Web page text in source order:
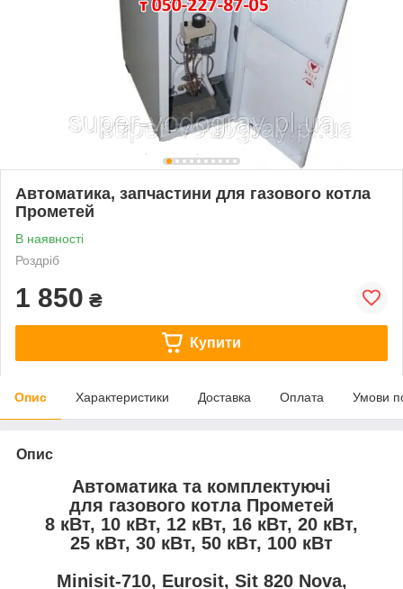
Автоматика, запчастини для газового котла
Прометей
В наявності
Роздріб
1 850 ₴
Купити
Опис Характеристики Доставка Оплата Умови
Опис
Автоматика та комплектуючі
для газового котла Прометей
8 кВт, 10 кВт, 12 кВт, 16 кВт, 20 кВт,
25 кВт, 30 кВт, 50 кВт, 100 кВт
Minisit-710, Eurosit, Sit 820 Nova,